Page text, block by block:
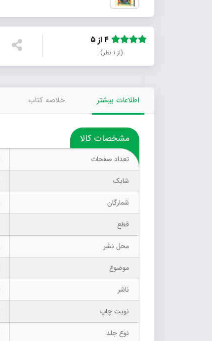
(از ۱ نظر)
اطلاعات بیشتر خلاصه کتاب
مشخصات کالا
تعداد صفحات
شابک
شمارگان
قطع
محل نشر
موضوع
ناشر
نوبت چاپ
نوع جلد